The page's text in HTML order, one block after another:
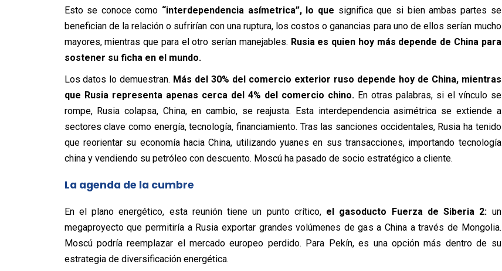
Esto se conoce como “interdependencia asímetrica”, lo que significa que si bien ambas partes se
benefician de la relación o sufrirían con una ruptura, los costos o ganancias para uno de ellos serían mucho
mayores, mientras que para el otro serían manejables. Rusia es quien hoy más depende de China para
sostener su ficha en el mundo.
Los datos lo demuestran. Más del 30% del comercio exterior ruso depende hoy de China, mientras
que Rusia representa apenas cerca del 4% del comercio chino.En otras palabras, si el vínculo se
rompe, Rusia colapsa, China, en cambio, se reajusta. Esta interdependencia asimétrica se extiende a
sectores clave como energía, tecnología, financiamiento. Tras las sanciones occidentales, Rusia ha tenido
que reorientar su economía hacia China, utilizando yuanes en sus transacciones, importando tecnología
china y vendiendo su petróleo con descuento. Moscú ha pasado de socio estratégico a cliente.
La agenda de la cumbre
En el plano energético, esta reunión tiene un punto crítico,el gasoducto Fuerza de Siberia 2: un
megaproyecto que permitiría a Rusia exportar grandes volúmenes de gas a China a través de Mongolia.
Moscú podría reemplazar el mercado europeo perdido. Para Pekín, es una opción más dentro de su
estrategia de diversificación energética.